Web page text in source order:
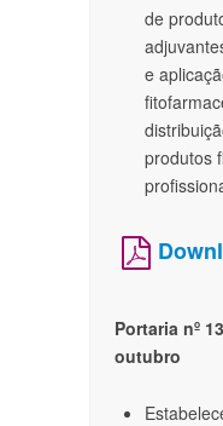
de
e
produtos
Portaria nº
outubro